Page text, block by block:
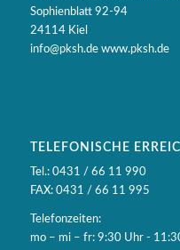
Sophienblatt 92-94
24114 Kiel
info@pksh.de www.pksh.de
TELEFONISCHE
Tel.: 0431 / 66 11 990
FAX: 0431 / 66 11 995
Telefonzeiten:
mo – mi – fr: 9:30 Uhr -